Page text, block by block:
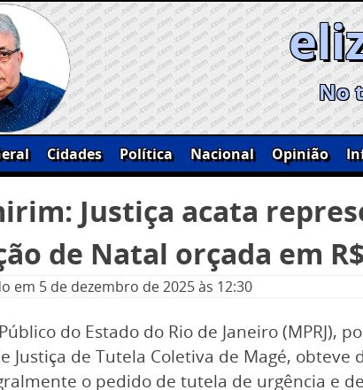
No
Cidades Política Nacional Opinião
Justiça acata
de Natal orçada em
em 5 de dezembro de 2025às 12:30
do Estado do Rio de Janeiro (MPRJ),
Justiça de Tutela Coletiva de Magé, obteve
o pedido de tutela de urgência e